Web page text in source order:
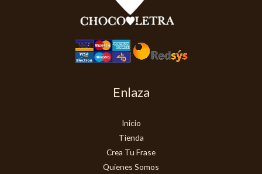
Enlaza
Inicio
Tienda
Crea Tu Frase
Quienes Somos